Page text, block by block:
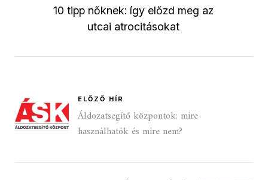
10 tipp nőknek: így előzd meg az
utcai atrocitásokat
ELŐZŐ HÍR
Áldozatsegítő központok: mire
használhatók és mire nem?